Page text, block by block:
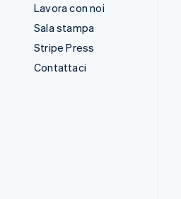
Lavora con noi
Sala stampa
Stripe Press
Contattaci